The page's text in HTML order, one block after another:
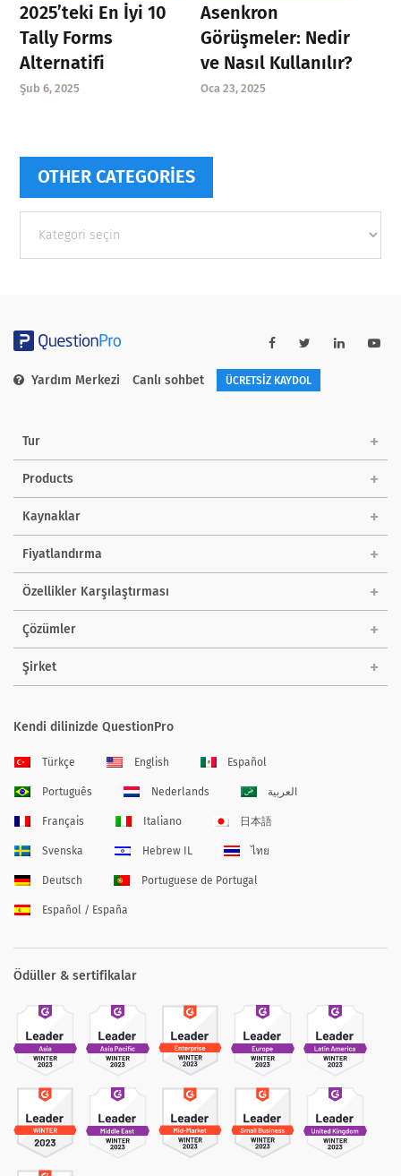
2025’teki En İyi 10
Tally Forms
Alternatifi
Şub 6, 2025
Asenkron
Görüşmeler: Nedir
ve Nasıl Kullanılır?
Oca 23, 2025
OTHER CATEGORIES
categories
Yardım Merkezi Canlı sohbet ÜCRETSİZ KAYDOL
Tur
Products
Kaynaklar
Fiyatlandırma
Özellikler Karşılaştırması
Çözümler
Şirket
Kendi dilinizde QuestionPro
Türkçe English Español
Português Nederlands العربية
Français Italiano 日本語
Svenska Hebrew IL ไทย
Deutsch Portuguese de Portugal
Español / España
Ödüller & sertifikalar